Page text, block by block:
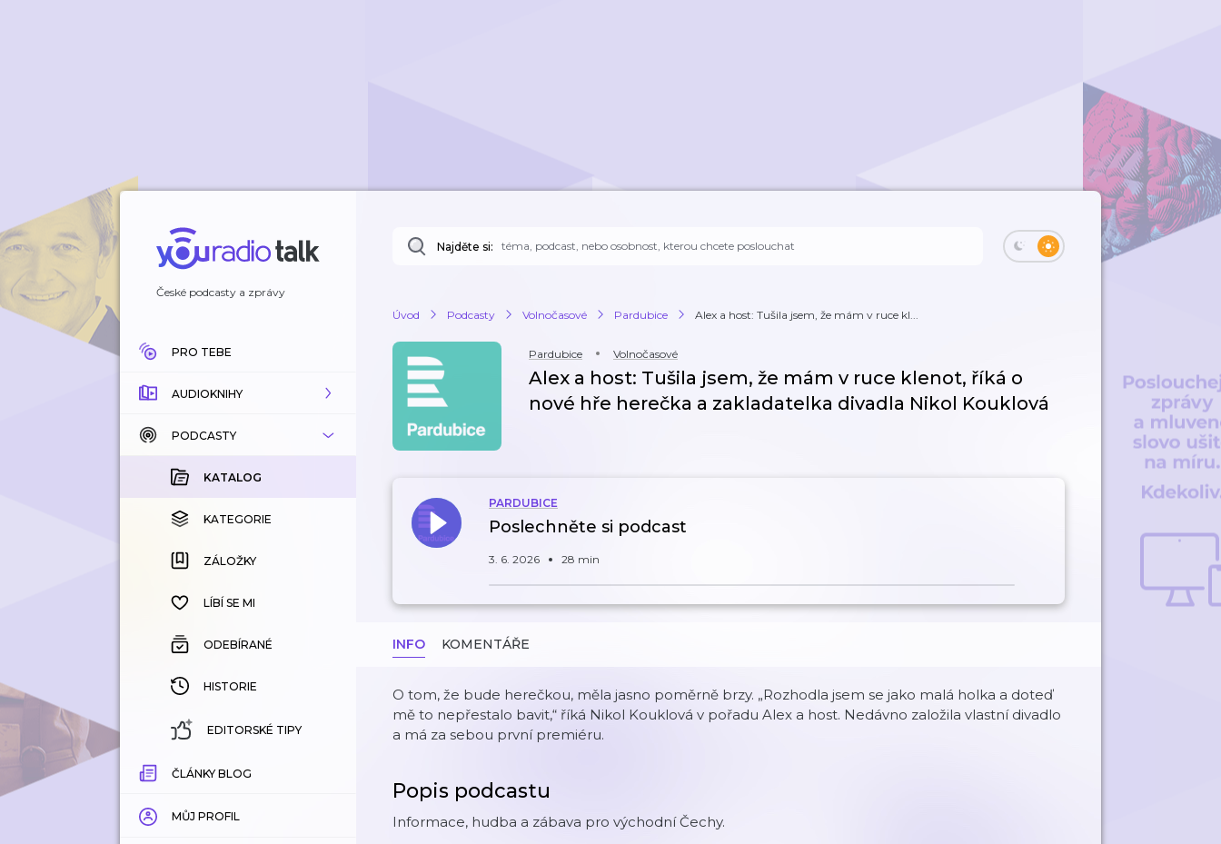
České podcasty a zprávy
PRO TEBE
AUDIOKNIHY
KATALOG
KOUPENÉ
KATEGORIE
ZÁLOŽKY
HISTORIE
PODCASTY
KATALOG
KATEGORIE
ZÁLOŽKY
LÍBÍ SE MI
ODEBÍRANÉ
HISTORIE
EDITORSKÉ TIPY
ČLÁNKY BLOG
MŮJ PROFIL
Najděte si:
Úvod Podcasty Volnočasové Pardubice Alex a host: Tušila jsem, že mám v ruce kl...
Pardubice Volnočasové
Alex a host: Tušila jsem, že mám v ruce klenot, říká o
nové hře herečka a zakladatelka divadla Nikol Kouklová
PARDUBICE
Poslechněte si podcast
3. 6. 2026 28 min
INFO KOMENTÁŘE
O tom, že bude herečkou, měla jasno poměrně brzy. „Rozhodla jsem se jako malá holka a doteď
mě to nepřestalo bavit,“ říká Nikol Kouklová v pořadu Alex a host. Nedávno založila vlastní divadlo
a má za sebou první premiéru.
Popis podcastu
Informace, hudba a zábava pro východní Čechy.